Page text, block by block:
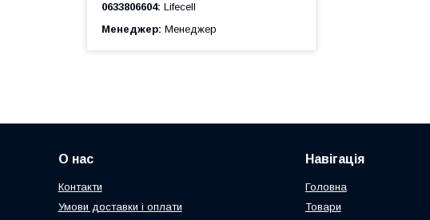
0633806604 Lifecell
Менеджер Менеджер
О нас
Контакти
Умови доставки і оплати
Навігація
Головна
Товари